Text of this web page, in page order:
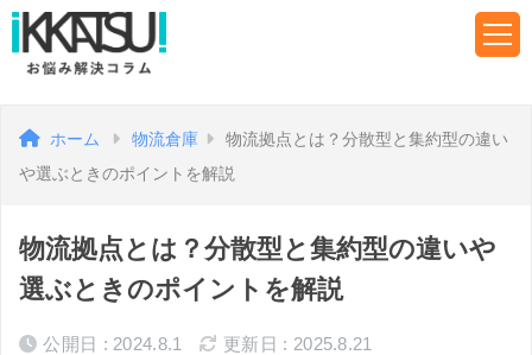
ホーム 物流倉庫
物流拠点とは？分散型と集約型の違い
や選ぶときのポイントを解説
物流拠点とは？分散型と集約型の違いや
選ぶときのポイントを解説
公開日 : 2024.8.1 更新日 : 2025.8.21